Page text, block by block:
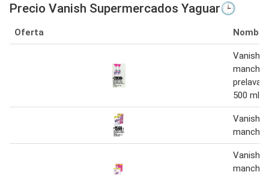
Precio Vanish Supermercados Yaguar🕒
Oferta Nombre
Vanish
500 ml
Vanish
Vanish
manchas